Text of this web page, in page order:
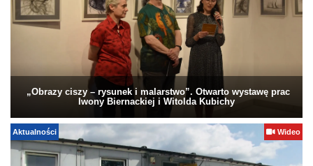
„Obrazy ciszy – rysunek i malarstwo”. Otwarto wystawę prac
Iwony Biernackiej i Witolda Kubichy
Aktualności Wideo